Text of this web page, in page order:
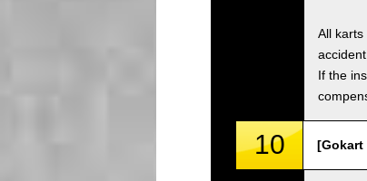
All
If the
10 [Gokart